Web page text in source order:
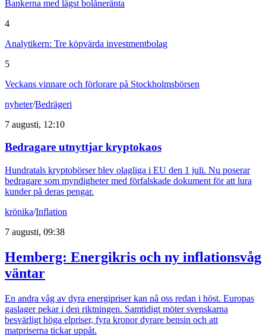
Bankerna med lägst bolåneränta
4
Analytikern: Tre köpvärda investmentbolag
5
Veckans vinnare och förlorare på Stockholmsbörsen
nyheter/Bedrägeri
7 augusti, 12:10
Bedragare utnyttjar kryptokaos
Hundratals kryptobörser blev olagliga i EU den 1 juli. Nu poserar
bedragare som myndigheter med förfalskade dokument för att lura
kunder på deras pengar.
krönika/Inflation
7 augusti, 09:38
Hemberg: Energikris och ny inflationsvåg
väntar
En andra våg av dyra energipriser kan nå oss redan i höst. Europas
gaslager pekar i den riktningen. Samtidigt möter svenskarna
besvärligt höga elpriser, fyra kronor dyrare bensin och att
matpriserna tickar uppåt.